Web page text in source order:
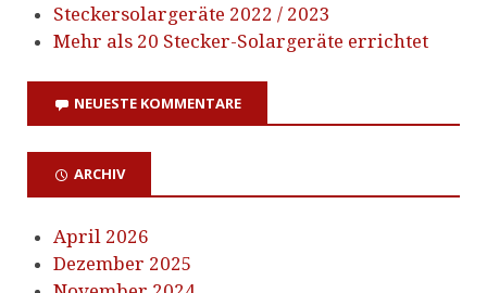
Steckersolargeräte 2022 / 2023
Mehr als 20 Stecker-Solargeräte errichtet
NEUESTE KOMMENTARE
ARCHIV
April 2026
Dezember 2025